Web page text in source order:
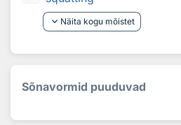
keyboard_arrow_down Näita kogu mõistet
Sõnavormid puuduvad